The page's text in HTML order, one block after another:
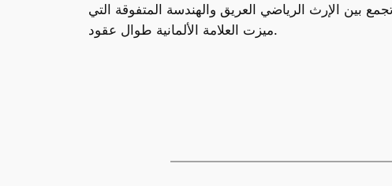
بين الإرث الرياضي العريق والهندسة المتفوقة التي
ميزت العلامة الألمانية طوال عقود.